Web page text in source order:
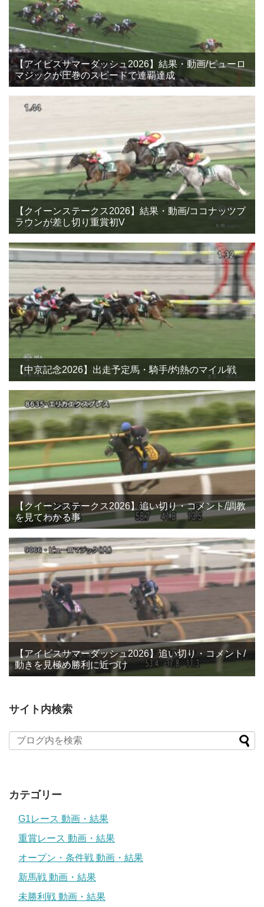
【アイビスサマーダッシュ2026】結果・動画/ピューロ
マジックが圧巻のスピードで連覇達成
【クイーンステークス2026】結果・動画/ココナッツブ
ラウンが差し切り重賞初V
【中京記念2026】出走予定馬・騎手/灼熱のマイル戦
【クイーンステークス2026】追い切り・コメント/調教
を見てわかる事
【アイビスサマーダッシュ2026】追い切り・コメント/
動きを見極め勝利に近づけ
サイト内検索
カテゴリー
G1レース 動画・結果
重賞レース 動画・結果
オープン・条件戦 動画・結果
新馬戦 動画・結果
未勝利戦 動画・結果